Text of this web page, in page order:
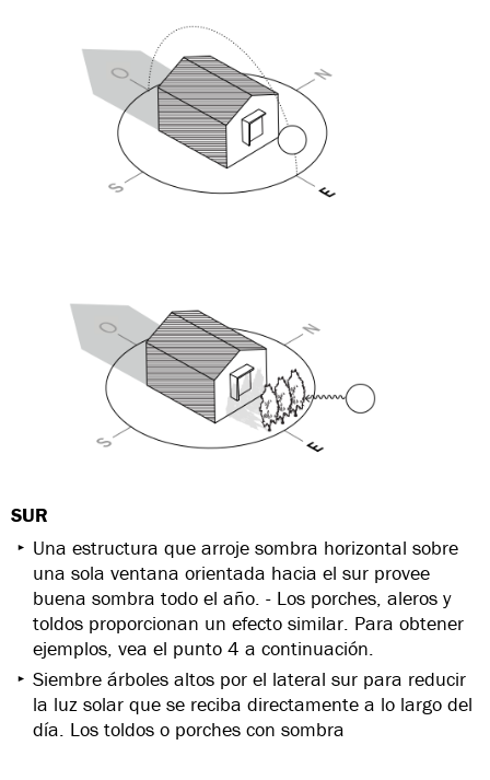
SUR
Una estructura que arroje sombra horizontal sobre
una sola ventana orientada hacia el sur provee
buena sombra todo el año. - Los porches, aleros y
toldos proporcionan un efecto similar. Para obtener
ejemplos, vea el punto 4 a continuación.
Siembre árboles altos por el lateral sur para reducir
la luz solar que se reciba directamente a lo largo del
día. Los toldos o porches con sombra